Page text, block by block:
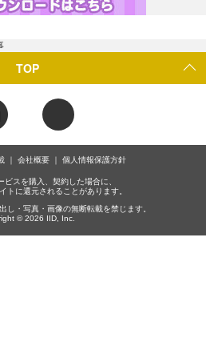
TOP
会社概要 個人情報保護方針
ビスを購入、契約した場合に、
トに還元されることがあります。
し・写真・画像の無断転載を禁じます。
© 2026 IID, Inc.